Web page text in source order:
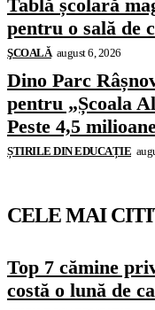
Tablă școlară
pentru o sală de
ŞCOALĂ august 6, 2026
Dino Parc
pentru „Școala
Peste 4,5
ȘTIRILE DIN EDUCAȚIE
CELE MAI
Top 7 cămine
costă o lună de